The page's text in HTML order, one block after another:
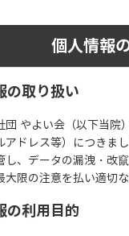
個人情報
の取り扱い
団 やよい会（以下当院
アドレス等）につきま
し、データの漏洩・改
大限の注意を払い適切
の利用目的